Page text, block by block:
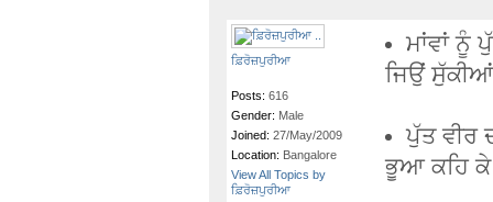
ਫ਼ਿਰੋਜ਼ਪੁਰੀਆ
Posts: 616
Gender: Male
Joined: 27/May/2009
Location: Bangalore
View All Topics by
ਫ਼ਿਰੋਜ਼ਪੁਰੀਆ
ਮਾਂਵਾਂ ਨੂੰ
ਜਿਉਂ ਸੁੱਕੀਆਂ
ਪੁੱਤ ਵੀਰ
ਭੂਆ ਕਹਿ ਕੇ